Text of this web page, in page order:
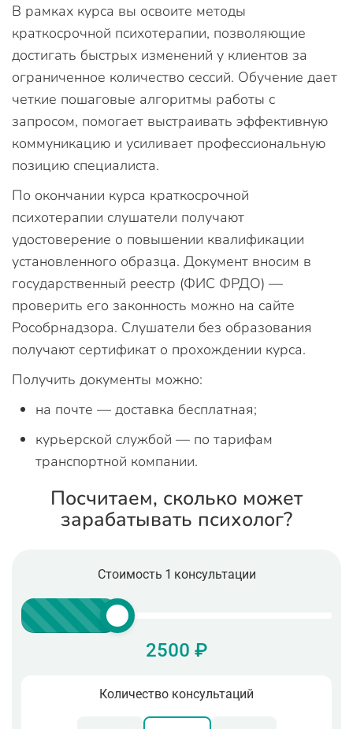
В рамках курса вы освоите методы
краткосрочной психотерапии, позволяющие
достигать быстрых изменений у клиентов за
ограниченное количество сессий. Обучение дает
четкие пошаговые алгоритмы работы с
запросом, помогает выстраивать эффективную
коммуникацию и усиливает профессиональную
позицию специалиста.
По окончании курса краткосрочной
психотерапии слушатели получают
удостоверение о повышении квалификации
установленного образца. Документ вносим в
государственный реестр (ФИС ФРДО) —
проверить его законность можно на сайте
Рособрнадзора. Слушатели без образования
получают сертификат о прохождении курса.
Получить документы можно:
на почте — доставка бесплатная;
курьерской службой — по тарифам
транспортной компании.
Посчитаем, сколько может
зарабатывать психолог?
Стоимость 1 консультации
2500 ₽
Количество консультаций